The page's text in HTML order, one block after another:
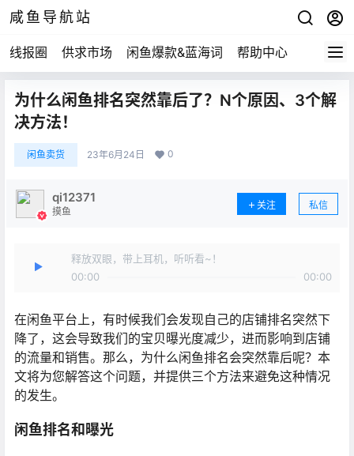
咸鱼导航站
线报圈 供求市场 闲鱼爆款&蓝海词 帮助中心
为什么闲鱼排名突然靠后了？N个原因、3个解
决方法！
闲鱼卖货 23年6月24日 0
qi12371
摸鱼
关注 私信
释放双眼，带上耳机，听听看~！
00:00
00:00
在闲鱼平台上，有时候我们会发现自己的店铺排名突然下
降了，这会导致我们的宝贝曝光度减少，进而影响到店铺
的流量和销售。那么，为什么闲鱼排名会突然靠后呢？本
文将为您解答这个问题，并提供三个方法来避免这种情况
的发生。
闲鱼排名和曝光